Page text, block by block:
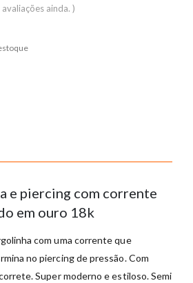
avaliações ainda. )
e piercing com corrente
em ouro 18k
com uma corrente que
no piercing de pressão. Com
Super moderno e estiloso. Semi